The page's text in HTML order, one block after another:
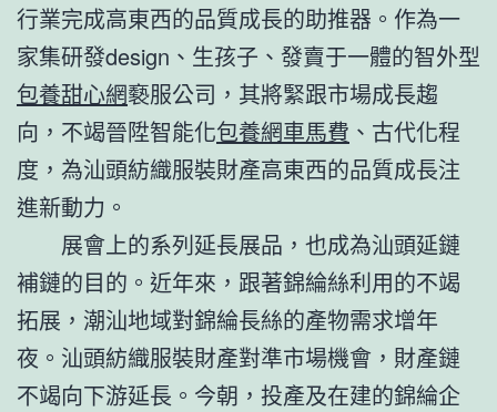
行業完成高東西的品質成長的助推器。作為一
家集研發design、生孩子、發賣于一體的智外型
包養甜心網褻服公司，其將緊跟市場成長趨
向，不竭晉陞智能化包養網車馬費 、古代化程
度，為汕頭紡織服裝財產高東西的品質成長注
進新動力。
展會上的系列延長展品，也成為汕頭延鏈
補鏈的目的。近年來，跟著錦綸絲利用的不竭
拓展，潮汕地域對錦綸長絲的產物需求增年
夜。汕頭紡織服裝財產對準市場機會，財產鏈
不竭向下游延長。今朝，投產及在建的錦綸企